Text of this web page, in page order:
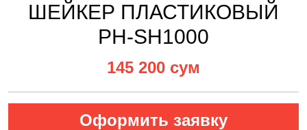
ШЕЙКЕР ПЛАСТИКОВЫЙ
PH-SH1000
145 200 сум
Оформить заявку